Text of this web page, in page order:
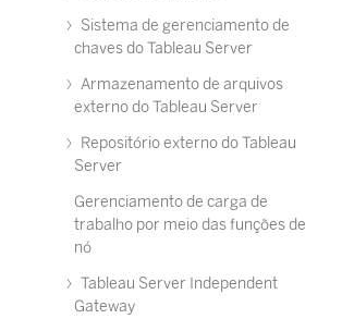
Sistema de gerenciamento de
chaves do Tableau Server
Armazenamento de arquivos
externo do Tableau Server
Repositório externo do Tableau
Server
Gerenciamento de carga de
trabalho por meio das funções de
nó
Tableau Server Independent
Gateway